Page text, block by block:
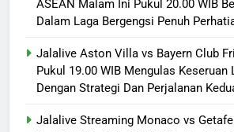
ASEAN Malam Ini Pukul 20.00 WIB
Dalam Laga Bergengsi Penuh
Jalalive Aston Villa vs Bayern Club
Pukul 19.00 WIB Mengulas Keseruan
Dengan Strategi Dan Perjalanan
Jalalive Streaming Monaco vs